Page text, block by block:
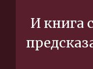
И книга